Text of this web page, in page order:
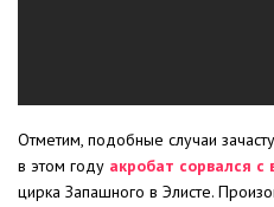
Отметим, подобные случаи
в этом году акробат сорвался с
цирка Запашного в Элисте.